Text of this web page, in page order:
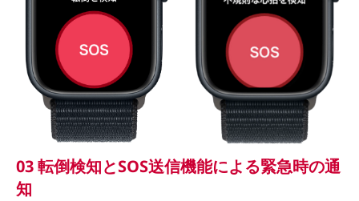
03 転倒検知とSOS送信機能による緊急時の通
知